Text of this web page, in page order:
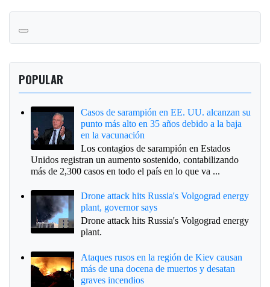
POPULAR
Casos de sarampión en EE. UU. alcanzan su
punto más alto en 35 años debido a la baja
en la vacunación
Los contagios de sarampión en Estados
Unidos registran un aumento sostenido, contabilizando
más de 2,300 casos en todo el país en lo que va ...
Drone attack hits Russia's Volgograd energy
plant, governor says
Drone attack hits Russia's Volgograd energy
plant.
Ataques rusos en la región de Kiev causan
más de una docena de muertos y desatan
graves incendios